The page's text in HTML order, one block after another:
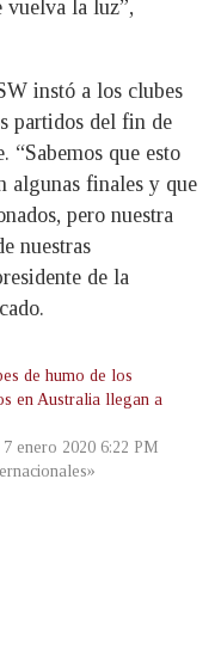
vuelva la luz”,
instó a los clubes
partidos del fin de
“Sabemos que esto
algunas finales y que
pero nuestra
nuestras
de la
de humo de los
en Australia llegan a
enero 2020 6:22 PM